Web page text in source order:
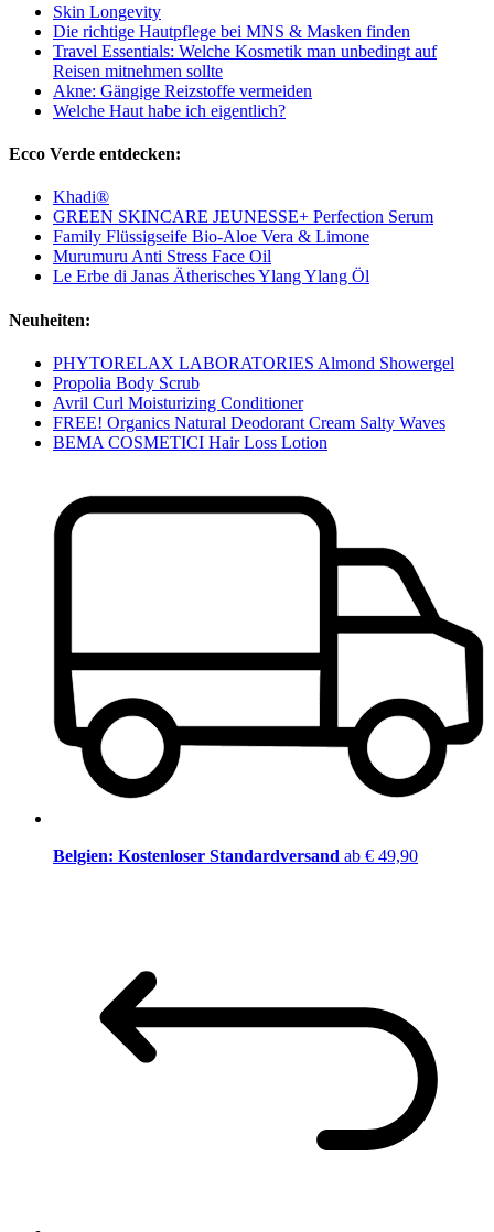
Skin Longevity
Die richtige Hautpflege bei MNS & Masken finden
Travel Essentials: Welche Kosmetik man unbedingt auf
Reisen mitnehmen sollte
Akne: Gängige Reizstoffe vermeiden
Welche Haut habe ich eigentlich?
Ecco Verde entdecken:
Khadi®
GREEN SKINCARE JEUNESSE+ Perfection Serum
Family Flüssigseife Bio-Aloe Vera & Limone
Murumuru Anti Stress Face Oil
Le Erbe di Janas Ätherisches Ylang Ylang Öl
Neuheiten:
PHYTORELAX LABORATORIES Almond Showergel
Propolia Body Scrub
Avril Curl Moisturizing Conditioner
FREE! Organics Natural Deodorant Cream Salty Waves
BEMA COSMETICI Hair Loss Lotion
Belgien: Kostenloser Standardversand ab € 49,90